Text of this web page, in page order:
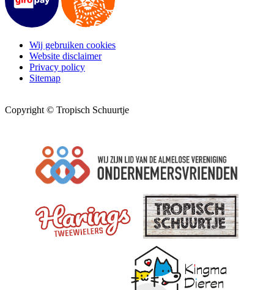
Wij gebruiken cookies
Website disclaimer
Privacy policy
Sitemap
Copyright © Tropisch Schuurtje